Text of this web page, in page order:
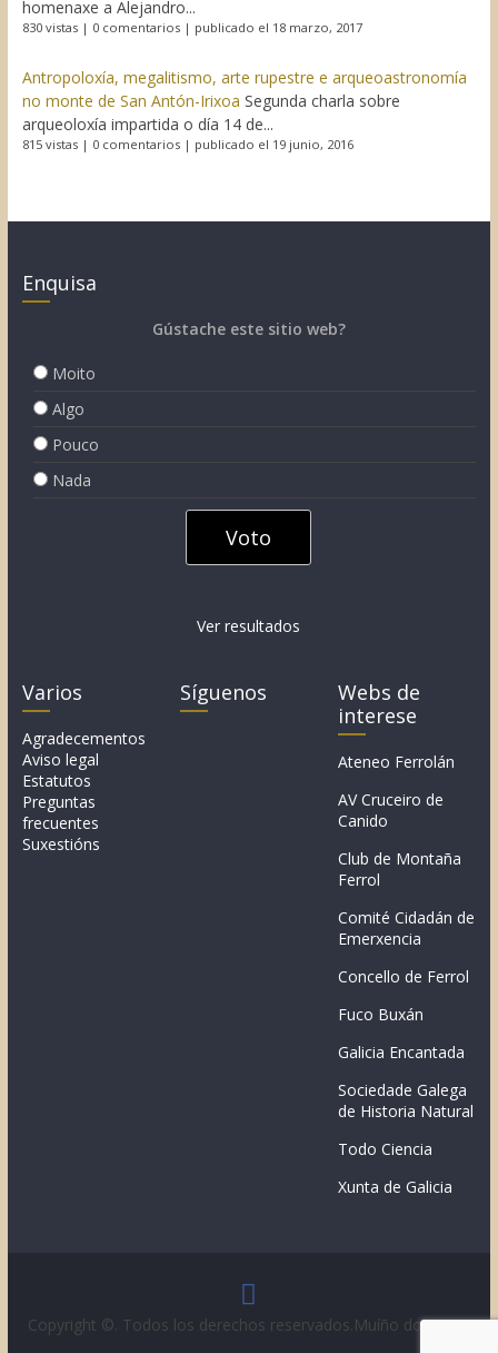
homenaxe a Alejandro...
830 vistas| 0 comentarios| publicado el 18 marzo, 2017
Antropoloxía, megalitismo, arte rupestre e arqueoastronomía
no monte de San Antón-Irixoa Segunda charla sobre
arqueoloxía impartida o día 14 de...
815 vistas| 0 comentarios| publicado el 19 junio, 2016
Enquisa
Gústache este sitio web?
Moito
Algo
Pouco
Nada
Ver resultados
Varios
Agradecementos
Aviso legal
Estatutos
Preguntas
frecuentes
Suxestións
Síguenos
Webs de
interese
Ateneo Ferrolán
AV Cruceiro de
Canido
Club de Montaña
Ferrol
Comité Cidadán de
Emerxencia
Concello de Ferrol
Fuco Buxán
Galicia Encantada
Sociedade Galega
de Historia Natural
Todo Ciencia
Xunta de Galicia